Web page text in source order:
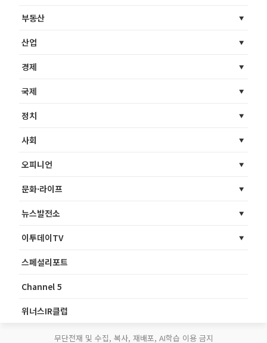
부동산
산업
경제
국제
정치
사회
오피니언
문화·라이프
뉴스발전소
이투데이TV
스페셜리포트
Channel 5
위너스IR클럽
무단전재 및 수집, 복사, 재배포, AI학습 이용 금지